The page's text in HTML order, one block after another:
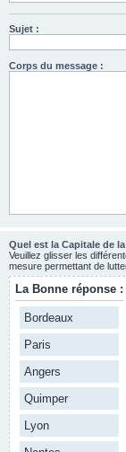
Sujet :
Corps du message :
Quel est la Capitale de
Veuillez glisser les
mesure permettant de
La Bonne réponse :
Bordeaux
Paris
Angers
Quimper
Lyon